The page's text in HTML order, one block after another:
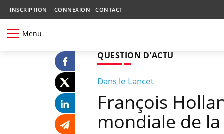
INSCRIPTION CONNEXION CONTACT
Menu
QUESTION D'ACTU
Dans le Lancet
François
mondiale de